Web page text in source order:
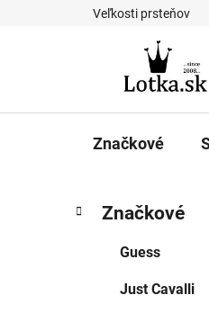
Veľkosti prsteňov
Značkové
B
kategórie
a
Značkové
Guess
Just Cavalli